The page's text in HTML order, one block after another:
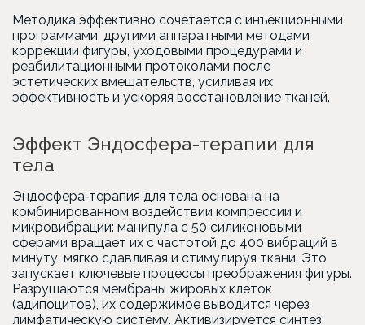
Методика эффективно сочетается с инъекционными
программами, другими аппаратными методами
коррекции фигуры, уходовыми процедурами и
реабилитационными протоколами после
эстетических вмешательств, усиливая их
эффективность и ускоряя восстановление тканей.
Эффект Эндосфера-терапии для
тела
Эндосфера‑терапия для тела основана на
комбинированном воздействии компрессии и
микровибрации: манипула с 50 силиконовыми
сферами вращает их с частотой до 400 вибраций в
минуту, мягко сдавливая и стимулируя ткани. Это
запускает ключевые процессы преображения фигуры.
Разрушаются мембраны жировых клеток
(адипоцитов), их содержимое выводится через
лимфатическую систему. Активизируется синтез